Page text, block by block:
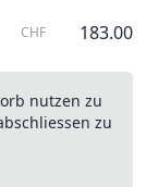
CHF 183.00
nutzen zu
zu